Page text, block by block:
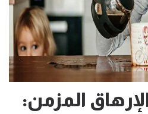
المزمن: